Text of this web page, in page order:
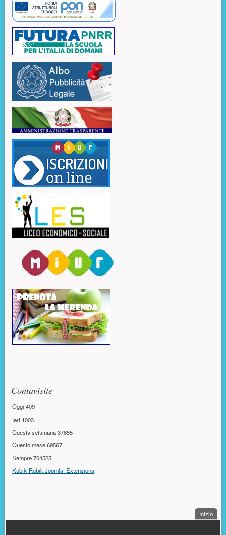
Contavisite
Oggi409
Ieri 1003
Questa settimana37655
Questo mese69567
Sempre704525
Kubik-Rubik Joomla! Extensions
Inizio.